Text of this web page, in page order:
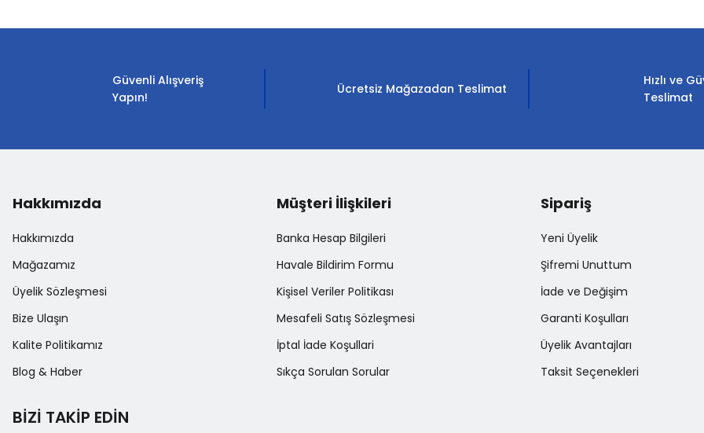
Ürün bilgilerinde hatalar bulunuyor.
Ürün fiyatı diğer sitelerden daha pahalı.
Gönder
Güvenli Alışveriş
Yapın!
Ücretsiz Mağazadan Teslimat
Hızlı ve
Teslimat
Hakkımızda
Hakkımızda
Mağazamız
Üyelik Sözleşmesi
Bize Ulaşın
Kalite Politikamız
Blog & Haber
Müşteri İlişkileri
Banka Hesap Bilgileri
Havale Bildirim Formu
Kişisel Veriler Politikası
Mesafeli Satış Sözleşmesi
İptal İade Koşullari
Sıkça Sorulan Sorular
Sipariş
Yeni Üyelik
Şifremi Unuttum
İade ve Değişim
Garanti Koşulları
Üyelik Avantajları
Taksit Seçenekleri
BİZİ TAKİP EDİN